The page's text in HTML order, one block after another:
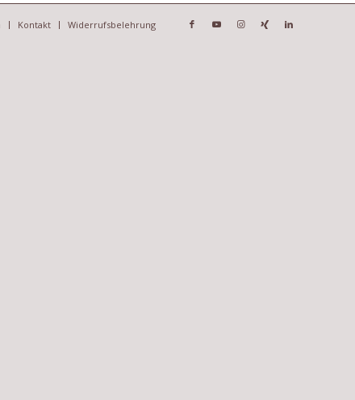
Kontakt Widerrufsbelehrung